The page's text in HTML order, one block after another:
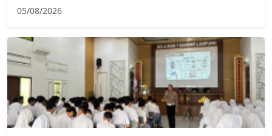
05/08/2026